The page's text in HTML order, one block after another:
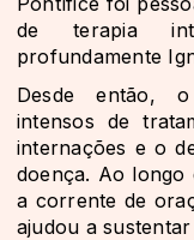
de terapia
profundamente
Desde então,
intensos de
internações e o
doença. Ao longo
a corrente de
ajudou a